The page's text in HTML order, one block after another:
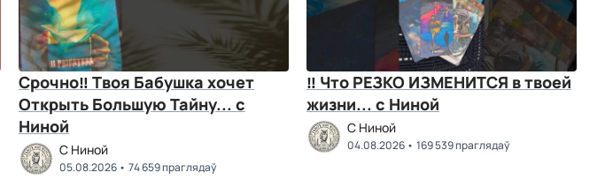
Срочно‼ Твоя Бабушка хочет
Открыть Большую Тайну... с
Ниной
C Ниной
05.08.2026 74 659 праглядаў
‼ Что РЕЗКО ИЗМЕНИТСЯ в твоей
жизни... с Ниной
C Ниной
04.08.2026 169 539 праглядаў